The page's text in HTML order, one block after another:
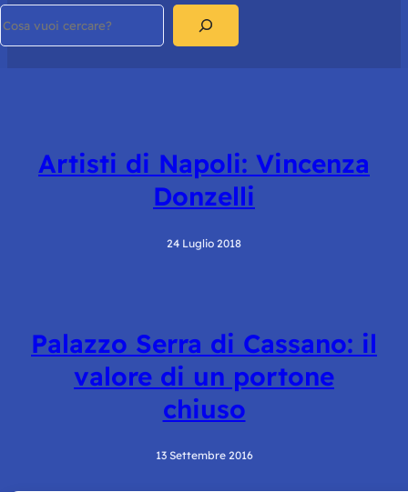
Artisti di Napoli: Vincenza
Donzelli
24 Luglio 2018
Palazzo Serra di Cassano: il
valore di un portone
chiuso
13 Settembre 2016